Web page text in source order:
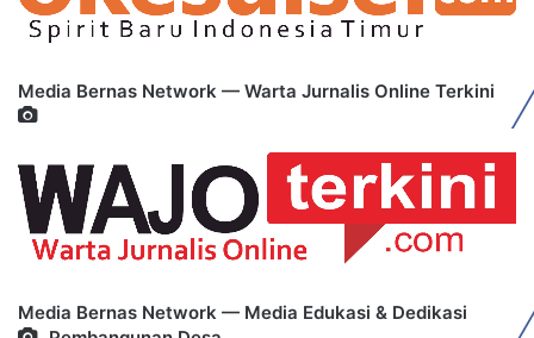
Media Bernas Network — Warta Jurnalis Online Terkini
Media Bernas Network — Media Edukasi & Dedikasi